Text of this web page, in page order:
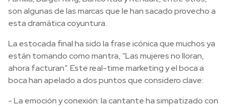
son algunas de las marcas que le han sacado provecho a
esta dramática coyuntura.
La estocada final ha sido la frase icónica que muchos ya
están tomando como mantra, “Las mujeres no lloran,
ahora facturan”. Este real-time marketing y el boca a
boca han apelado a dos puntos que considero clave:
- La emoción y conexión: la cantante ha simpatizado con